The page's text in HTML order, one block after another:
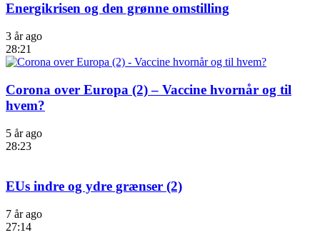
Energikrisen og den grønne omstilling
3 år ago
28:21
Corona over Europa (2) – Vaccine hvornår og til
hvem?
5 år ago
28:23
EUs indre og ydre grænser (2)
7 år ago
27:14